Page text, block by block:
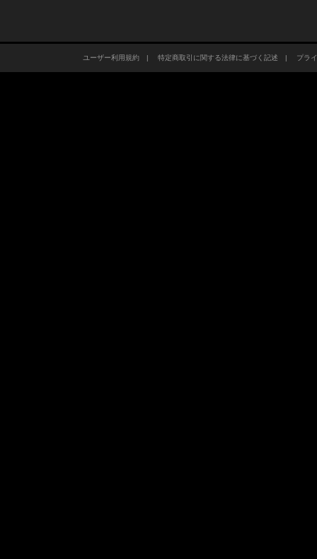
ユーザー利用規約| 特定商取引に関する法律に基づく記述 | プラ